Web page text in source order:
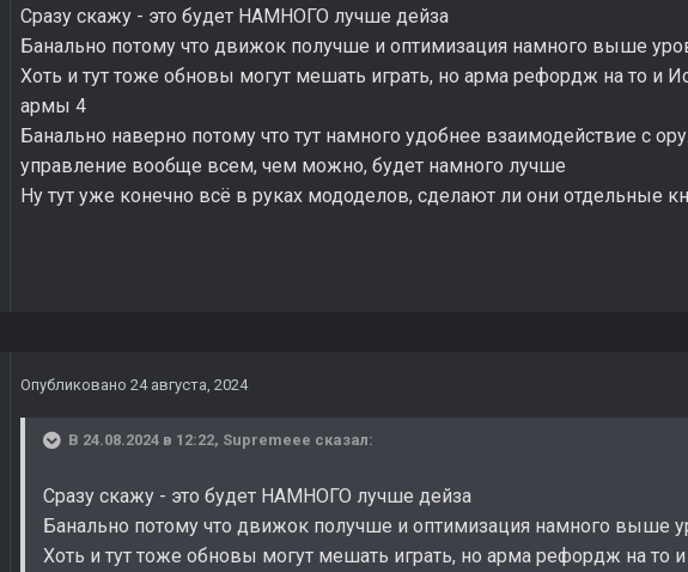
Сразу скажу - это будет НАМНОГО лучше дейза
Банально потому что движок получше и оптимизация намного выше
Хоть и тут тоже обновы могут мешать играть, но арма рефордж на то и
армы 4
Банально наверно потому что тут намного удобнее взаимодействие с
управление вообще всем, чем можно, будет намного лучше
Ну тут уже конечно всё в руках мододелов, сделают ли они отдельные
Опубликовано 24 августа, 2024
В 24.08.2024 в 12:22, Supremeee сказал:
Сразу скажу - это будет НАМНОГО лучше дейза
Банально потому что движок получше и оптимизация намного выше
Хоть и тут тоже обновы могут мешать играть, но арма рефордж на то